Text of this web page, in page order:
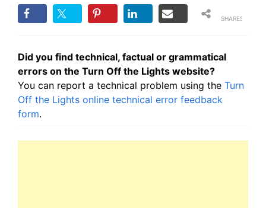
SHARES
Did you find technical, factual or grammatical
errors on the Turn Off the Lights website?
You can report a technical problem using the Turn
Off the Lights online technical error feedback
form.